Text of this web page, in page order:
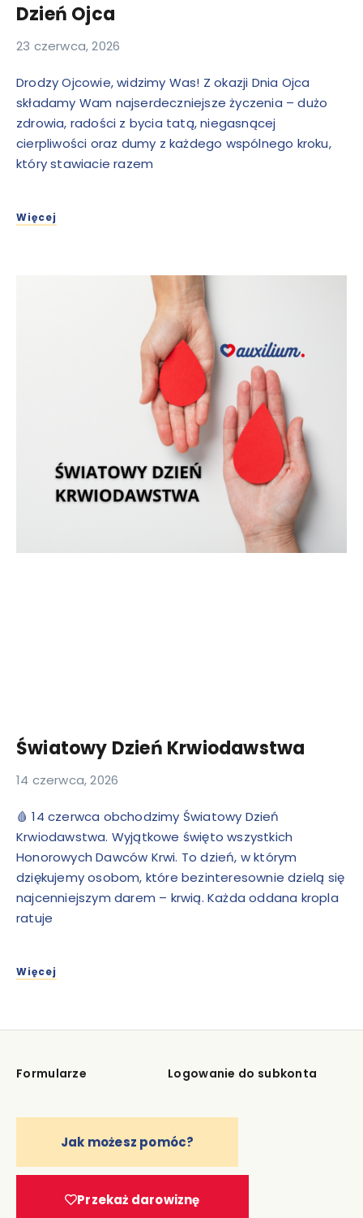
Dzień Ojca
23 czerwca, 2026
Drodzy Ojcowie, widzimy Was! Z okazji Dnia Ojca
składamy Wam najserdeczniejsze życzenia – dużo
zdrowia, radości z bycia tatą, niegasnącej
cierpliwości oraz dumy z każdego wspólnego kroku,
który stawiacie razem
Więcej
Światowy Dzień Krwiodawstwa
14 czerwca, 2026
🩸 14 czerwca obchodzimy Światowy Dzień
Krwiodawstwa. Wyjątkowe święto wszystkich
Honorowych Dawców Krwi. To dzień, w którym
dziękujemy osobom, które bezinteresownie dzielą się
najcenniejszym darem – krwią. Każda oddana kropla
ratuje
Więcej
Formularze Logowanie do subkonta
Jak możesz pomóc?
Przekaż darowiznę